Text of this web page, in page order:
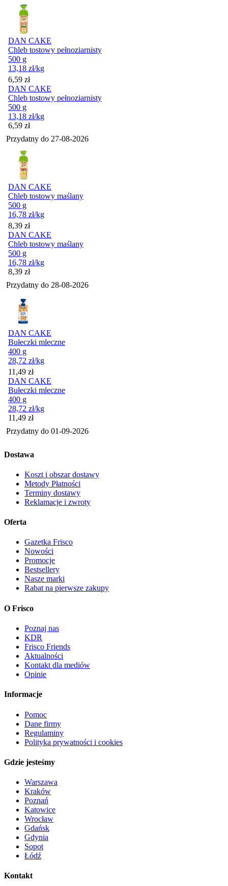
DAN CAKE
Chleb tostowy pełnoziarnisty
500 g
13,18 zł/kg
Cena
6,59 zł
DAN CAKE
Chleb tostowy pełnoziarnisty
500 g
13,18 zł/kg
Cena
6,59 zł
Przydatny do 27-08-2026
DAN CAKE
Chleb tostowy maślany
500 g
16,78 zł/kg
Cena
8,39 zł
DAN CAKE
Chleb tostowy maślany
500 g
16,78 zł/kg
Cena
8,39 zł
Przydatny do 28-08-2026
DAN CAKE
Bułeczki mleczne
400 g
28,72 zł/kg
Cena
11,49 zł
DAN CAKE
Bułeczki mleczne
400 g
28,72 zł/kg
Cena
11,49 zł
Przydatny do 01-09-2026
Dostawa
Koszt i obszar dostawy
Metody Płatności
Terminy dostawy
Reklamacje i zwroty
Oferta
Gazetka Frisco
Nowości
Promocje
Bestsellery
Nasze marki
Rabat na pierwsze zakupy
O Frisco
Poznaj nas
KDR
Frisco Friends
Aktualności
Kontakt dla mediów
Opinie
Informacje
Pomoc
Dane firmy
Regulaminy
Polityka prywatności i cookies
Gdzie jesteśmy
Warszawa
Kraków
Poznań
Katowice
Wrocław
Gdańsk
Gdynia
Sopot
Łódź
Kontakt